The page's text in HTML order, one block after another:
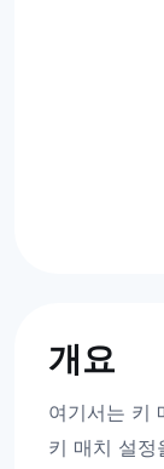
개요
여기서는 키
키 매치 설정